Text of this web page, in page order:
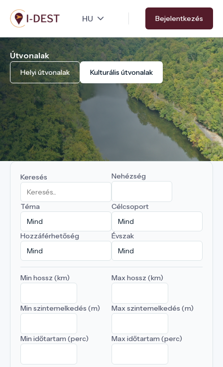
Ugrás
a
tartalomra
Bejelentkezés
Útvonalak
Helyi útvonalak Kulturális útvonalak
Keresés Nehézség
Téma Célcsoport
Hozzáférhetőség Évszak
Min hossz (km) Max hossz (km)
Min szintemelkedés (m) Max szintemelkedés (m)
Min időtartam (perc) Max időtartam (perc)